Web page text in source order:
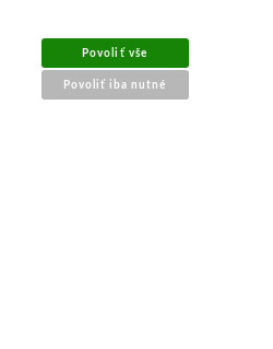
Povoliť vše
Povoliť iba nutné